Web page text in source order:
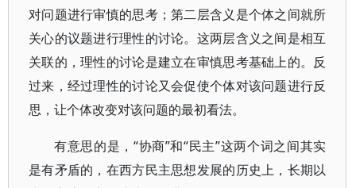
对问题进行审慎的思考；第二层含义是个体之间就所
关心的议题进行理性的讨论。这两层含义之间是相互
关联的，理性的讨论是建立在审慎思考基础上的。反
过来，经过理性的讨论又会促使个体对该问题进行反
思，让个体改变对该问题的最初看法。
有意思的是，“协商”和“民主”这两个词之间其实
是有矛盾的，在西方民主思想发展的历史上，长期以